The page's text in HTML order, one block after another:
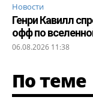
Новости
Генри Кавилл
офф по
06.08.2026 11:38
По теме